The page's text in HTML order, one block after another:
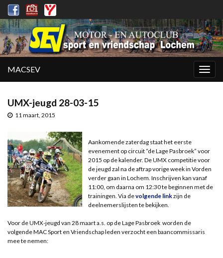
MACSEV
UMX-jeugd 28-03-15
11 maart, 2015
Aankomende zaterdag staat het eerste
evenement op circuit “de Lage Pasbroek” voor
2015 op de kalender. De UMX competitie voor
de jeugd zal na de aftrap vorige week in Vorden
verder gaan in Lochem. Inschrijven kan vanaf
11:00, om daarna om 12:30 te beginnen met de
trainingen. Via devolgende linkzijn de
deelnemerslijsten te bekijken.
Voor de UMX-jeugd van 28 maart a.s. op de Lage Pasbroek worden de
volgende MAC Sport en Vriendschap leden verzocht een baancommissaris
mee te nemen: